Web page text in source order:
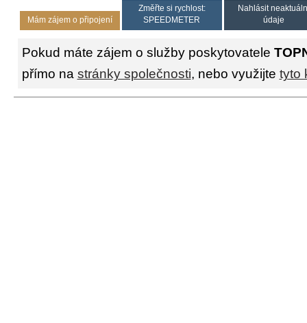
Mám zájem o připojení
Změřte si rychlost:
SPEEDMETER
Nahlásit
údaje
Pokud máte zájem o služby poskytovatele
přímo na stránky společnosti, nebo využijte tyto